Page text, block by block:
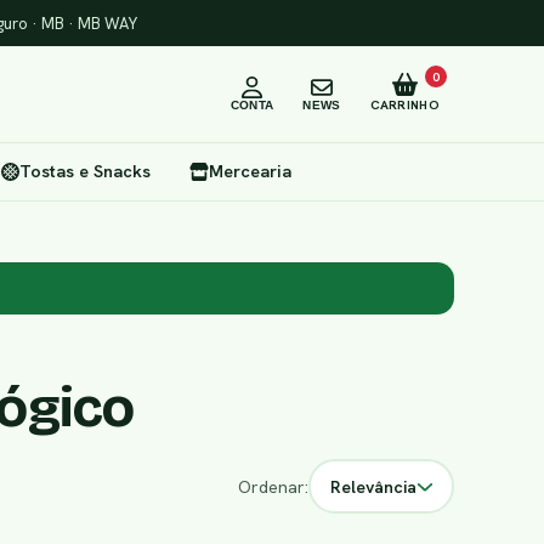
· MB · MB WAY
CONTA NEWS CARRINHO
0
Tostas e Snacks Mercearia
Ordenar: Relevância